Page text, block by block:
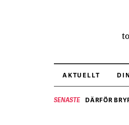
AKTUELLT
SENASTE DÄRFÖR